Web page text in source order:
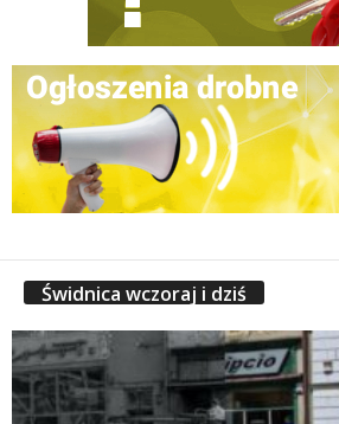
Świdnica wczoraj i dziś